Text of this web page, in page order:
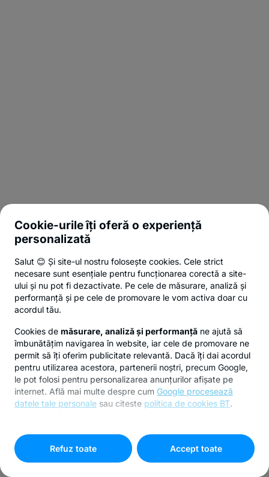
Cookie-urile îți oferă o experiență
personalizată
Salut 😊 Și site-ul nostru folosește cookies. Cele strict
necesare sunt esențiale pentru funcționarea corectă a site-
ului și nu pot fi dezactivate. Pe cele de măsurare, analiză și
performanță și pe cele de promovare le vom activa doar cu
acordul tău.
Cookies de măsurare, analiză și performanță ne ajută să
îmbunătățim navigarea în website, iar cele de promovare ne
permit să îți oferim publicitate relevantă. Dacă îți dai acordul
pentru utilizarea acestora, partenerii noștri, precum Google,
le pot folosi pentru personalizarea anunțurilor afișate pe
internet. Află mai multe despre cum Google procesează
datele tale personale sau citeste politica de cookies BT.
cookies"
Refuz toate
Accept toate